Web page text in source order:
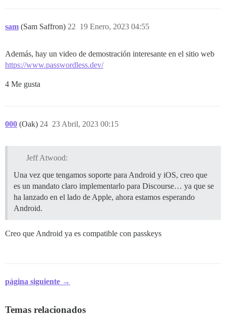
sam (Sam Saffron) 19 Enero, 2023 04:55
22
Además, hay un video de demostración interesante en el sitio web
https://www.passwordless.dev/
4 Me gusta
000 (Oak) 23 Abril, 2023 00:15
24
Jeff Atwood:
Una vez que tengamos soporte para Android y iOS, creo que
es un mandato claro implementarlo para Discourse… ya que se
ha lanzado en el lado de Apple, ahora estamos esperando
Android.
Creo que Android ya es compatible con passkeys
página siguiente →
Temas relacionados